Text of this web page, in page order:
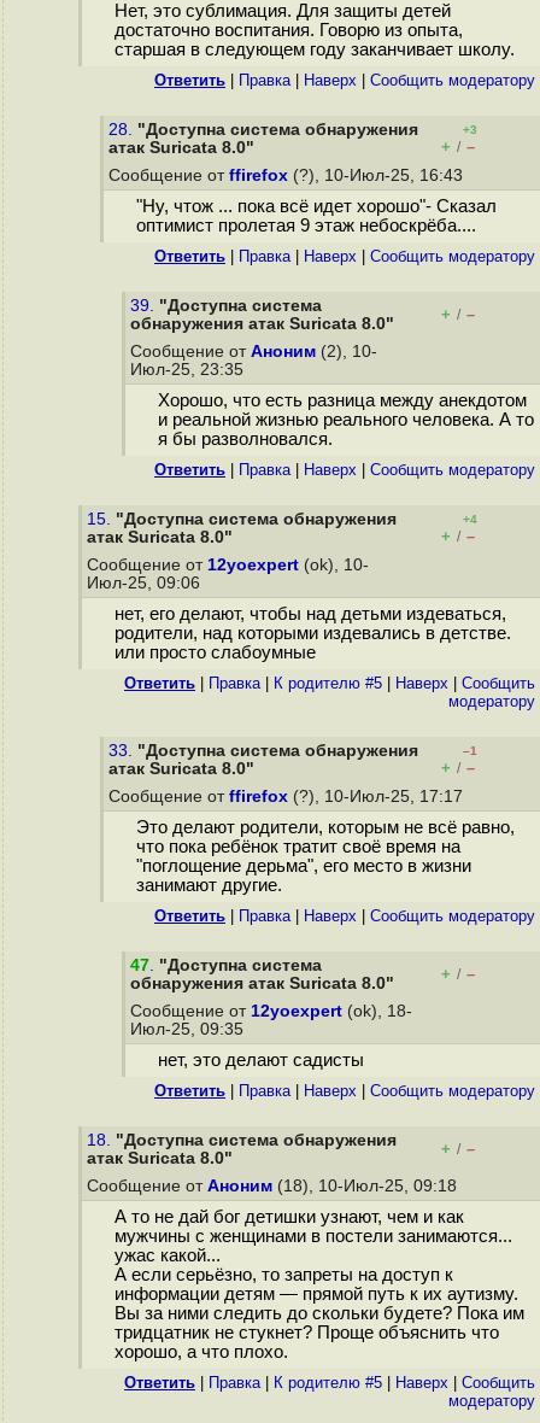
Нет, это сублимация. Для защиты детей
достаточно воспитания. Говорю из опыта,
старшая в следующем году заканчивает школу.
Ответить Правка| Наверх Cообщить модератору
28. "Доступна система обнаружения
атак Suricata 8.0"
+3
+ / –
Сообщение от ffirefox (?), 10-Июл-25, 16:43
"Ну, чтож ... пока всё идет хорошо"- Сказал
оптимист пролетая 9 этаж небоскрёба....
Ответить Правка| Наверх Cообщить модератору
39. "Доступна система
обнаружения атак Suricata 8.0"
+ / –
Сообщение от Аноним (2), 10-
Июл-25, 23:35
Хорошо, что есть разница между анекдотом
и реальной жизнью реального человека. А то
я бы разволновался.
Ответить Правка| Наверх Cообщить модератору
15. "Доступна система обнаружения
атак Suricata 8.0"
+4
+ / –
Сообщение от 12yoexpert (ok), 10-
Июл-25, 09:06
нет, его делают, чтобы над детьми издеваться,
родители, над которыми издевались в детстве.
или просто слабоумные
Ответить Правка| К родителю #5 Наверх
Cообщить
модератору
33. "Доступна система обнаружения
атак Suricata 8.0"
–1
+ / –
Сообщение от ffirefox (?), 10-Июл-25, 17:17
Это делают родители, которым не всё равно,
что пока ребёнок тратит своё время на
"поглощение дерьма", его место в жизни
занимают другие.
Ответить Правка| Наверх Cообщить модератору
47. "Доступна система
обнаружения атак Suricata 8.0"
+ / –
Сообщение от 12yoexpert (ok), 18-
Июл-25, 09:35
нет, это делают садисты
Ответить Правка| Наверх Cообщить модератору
18. "Доступна система обнаружения
атак Suricata 8.0"
+ / –
Сообщение от Аноним (18), 10-Июл-25, 09:18
А то не дай бог детишки узнают, чем и как
мужчины с женщинами в постели занимаются...
ужас какой...
А если серьёзно, то запреты на доступ к
информации детям — прямой путь к их аутизму.
Вы за ними следить до скольки будете? Пока им
тридцатник не стукнет? Проще объяснить что
хорошо, а что плохо.
Ответить Правка| К родителю #5 Наверх
Cообщить
модератору